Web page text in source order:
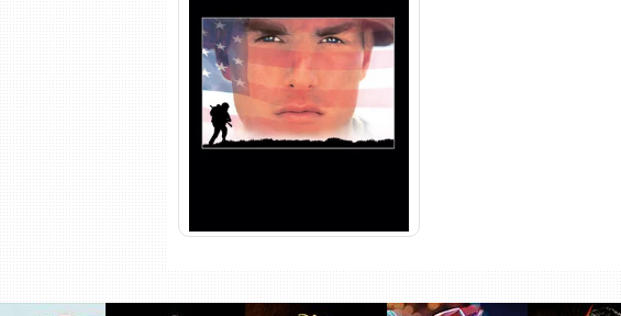
Nascido em 4 de Julho
Torrent (1989) WEB-DL 1080p
Dual Áudio